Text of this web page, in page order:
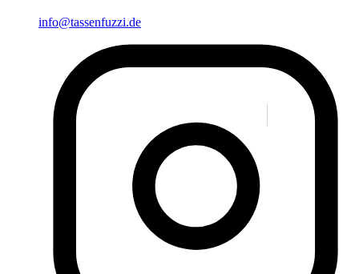
info@tassenfuzzi.de